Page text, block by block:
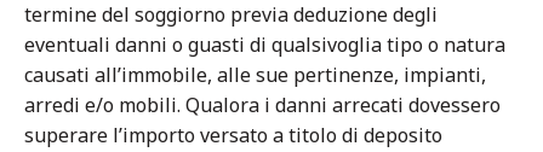
termine del soggiorno previa deduzione degli
eventuali danni o guasti di qualsivoglia tipo o natura
causati all’immobile, alle sue pertinenze, impianti,
arredi e/o mobili. Qualora i danni arrecati dovessero
superare l’importo versato a titolo di deposito